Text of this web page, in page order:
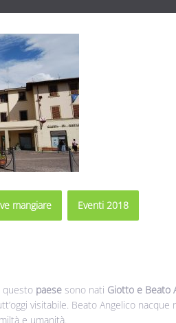
mangiare Eventi 2018
questo paese sono nati Giotto e Beato
visitabile. Beato Angelico nacque
e umanità.